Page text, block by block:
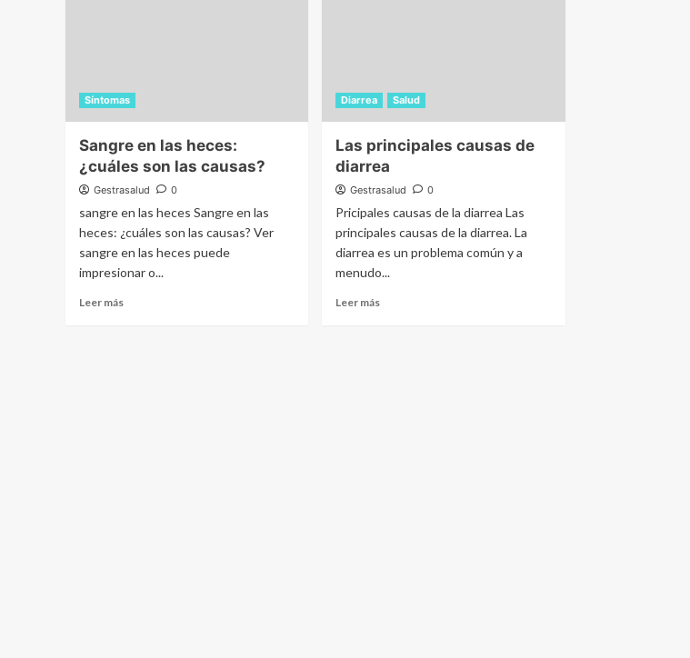
Síntomas
Sangre en las heces:
¿cuáles son las causas?
Gestrasalud 0
sangre en las heces Sangre en las
heces: ¿cuáles son las causas? Ver
sangre en las heces puede
impresionar o...
Leer más
Diarrea Salud
Las principales causas de
diarrea
Gestrasalud 0
Pricipales causas de la diarrea Las
principales causas de la diarrea. La
diarrea es un problema común y a
menudo...
Leer más